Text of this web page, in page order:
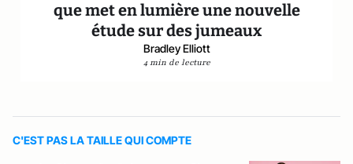
que met en lumière une nouvelle
étude sur des jumeaux
Bradley Elliott
4 min de lecture
C'EST PAS LA TAILLE QUI COMPTE